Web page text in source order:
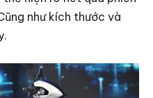
như kích thước và